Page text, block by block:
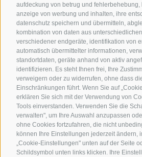
aufdeckung von betrug und fehlerbehebung,
anzeige von werbung und inhalten, ihre
datenschutz speichern und übermitteln,
kombination von daten aus
verschiedener endgeräte, identifikation von
automatisch übermittelter informationen,
standortdaten, geräte anhand von aktiv
identifizieren. Es steht Ihnen frei, Ihre
verweigern oder zu widerrufen, ohne dass
Einschränkungen führt. Wenn Sie auf
erklären Sie sich mit der Verwendung von
Tools einverstanden. Verwenden Sie die
verwalten", um Ihre Auswahl anzupassen
ohne Cookies fortzufahren, die nicht
können Ihre Einstellungen jederzeit ändern,
„Cookie-Einstellungen" unten auf der Seite
Schildsymbol unten links klicken. Ihre